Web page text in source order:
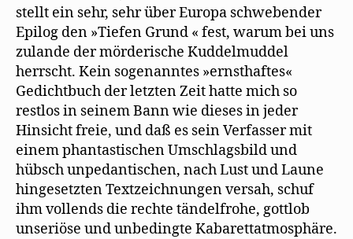
stellt ein sehr, sehr über Europa schwebender
Epilog den »Tiefen Grund « fest, warum bei uns
zulande der mörderische Kuddelmuddel
herrscht. Kein sogenanntes »ernsthaftes«
Gedichtbuch der letzten Zeit hatte mich so
restlos in seinem Bann wie dieses in jeder
Hinsicht freie, und daß es sein Verfasser mit
einem phantastischen Umschlagsbild und
hübsch unpedantischen, nach Lust und Laune
hingesetzten Textzeichnungen versah, schuf
ihm vollends die rechte tändelfrohe, gottlob
unseriöse und unbedingte Kabarettatmosphäre.